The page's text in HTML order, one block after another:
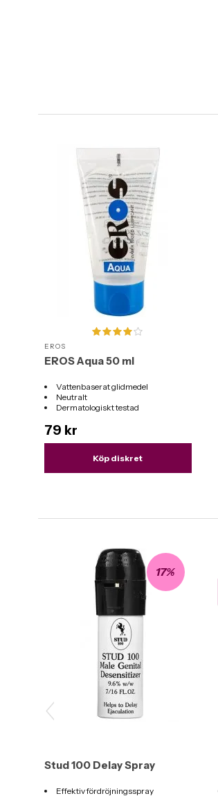
EROS
EROS Aqua 50 ml
Vattenbaserat glidmedel
Neutralt
Dermatologiskt testad
79 kr
Köp diskret
17%
Stud 100 Delay Spray
Effektiv fördröjningsspray